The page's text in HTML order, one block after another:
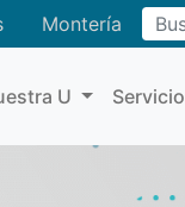
MonteríaBuscar
U